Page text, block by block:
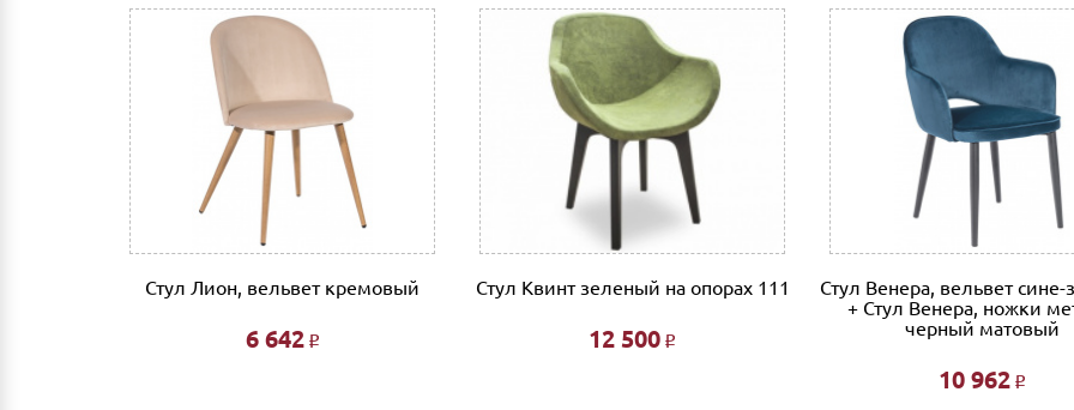
Стул Лион, вельвет кремовый
6 642 Р
Стул Квинт зеленый на опорах 111
12 500 Р
Стул Венера, вельвет
+ Стул Венера, ножки
черный матовый
10 962 Р